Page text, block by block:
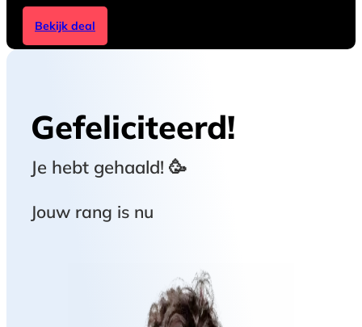
Bekijk deal
Gefeliciteerd!
Je hebt gehaald! 🥳
Jouw rang is nu